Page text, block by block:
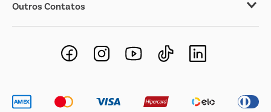
Outros Contatos
Negócios Imobiliários
Novos Fornecedores